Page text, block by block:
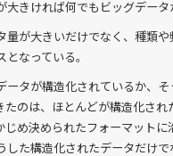
きければ何でもビッグデータ
量が大きいだけでなく、種類
なっている。
ータが構造化されているか、
たのは、ほとんどが構造化さ
じめ決められたフォーマット
した構造化されたデータだけ